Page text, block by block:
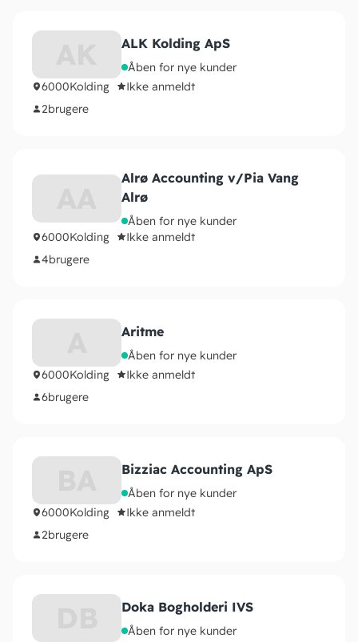
ALK Kolding ApS
Åben for nye kunder
6000Kolding
Ikke anmeldt
2brugere
Alrø Accounting v/Pia Vang
Alrø
Åben for nye kunder
6000Kolding
Ikke anmeldt
4brugere
Aritme
Åben for nye kunder
6000Kolding
Ikke anmeldt
6brugere
Bizziac Accounting ApS
Åben for nye kunder
6000Kolding
Ikke anmeldt
2brugere
Doka Bogholderi IVS
Åben for nye kunder